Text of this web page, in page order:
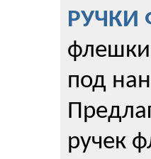
РУЧКИ
флешки
под
ручек